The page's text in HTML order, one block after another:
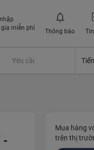
miễn phí
Thông báo
Yêu cầu quyền lợi bảo
-
Mua hàng
trên thị